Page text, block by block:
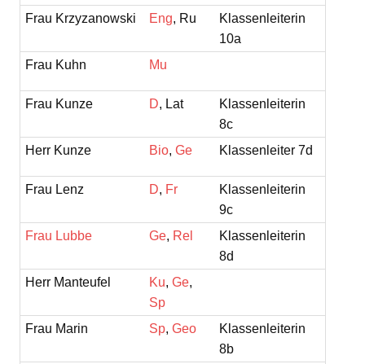
Frau Krzyzanowski Eng, Ru
Klassenleiterin
10a
Frau Kuhn
Mu
Frau Kunze D, Lat
Klassenleiterin
8c
Herr Kunze
Bio,Ge Klassenleiter 7d
Frau Lenz D, Fr
Klassenleiterin
9c
Frau Lubbe
Ge, Rel
Klassenleiterin
8d
Herr Manteufel
Ku,Ge,
Sp
Frau Marin
Sp,Geo
Klassenleiterin
8b